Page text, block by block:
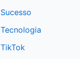
Sucesso
Tecnologia
TikTok